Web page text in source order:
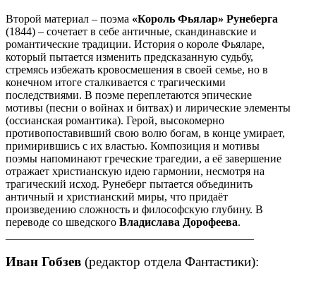
Второй материал – поэма «Король Фьялар» Рунеберга
(1844) – сочетает в себе античные, скандинавские и
романтические традиции. История о короле Фьяларе,
который пытается изменить предсказанную судьбу,
стремясь избежать кровосмешения в своей семье, но в
конечном итоге сталкивается с трагическими
последствиями. В поэме переплетаются эпические
мотивы (песни о войнах и битвах) и лирические элементы
(оссианская романтика). Герой, высокомерно
противопоставивший свою волю богам, в конце умирает,
примирившись с их властью. Композиция и мотивы
поэмы напоминают греческие трагедии, а её завершение
отражает христианскую идею гармонии, несмотря на
трагический исход. Рунеберг пытается объединить
античный и христианский миры, что придаёт
произведению сложность и философскую глубину. В
переводе со шведского Владислава Дорофеева.
Иван Гобзев (редактор отдела Фантастики):